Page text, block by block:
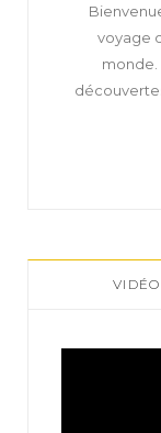
voyage
monde.